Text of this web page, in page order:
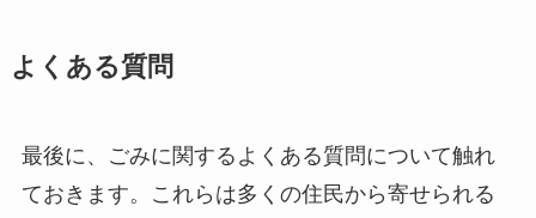
よくある質問
最後に、ごみに関するよくある質問について触れ
ておきます。これらは多くの住民から寄せられる